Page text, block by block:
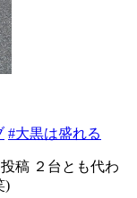
#大黒は盛れる
稿 ２台とも代わ
)